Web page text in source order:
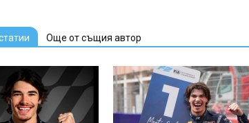
Още от същия автор